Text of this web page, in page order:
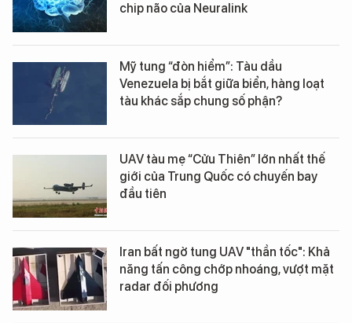
chip não của Neuralink
Mỹ tung “đòn hiểm”: Tàu dầu
Venezuela bị bắt giữa biển, hàng loạt
tàu khác sắp chung số phận?
UAV tàu mẹ “Cửu Thiên” lớn nhất thế
giới của Trung Quốc có chuyến bay
đầu tiên
Iran bất ngờ tung UAV "thần tốc": Khả
năng tấn công chớp nhoáng, vượt mặt
radar đối phương